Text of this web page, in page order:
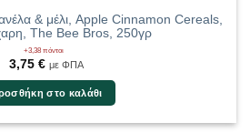
& μέλι, Apple Cinnamon Cereals,
The Bee Bros, 250γρ
+3,38 πόντοι
3,75 € με ΦΠΑ
στο καλάθι